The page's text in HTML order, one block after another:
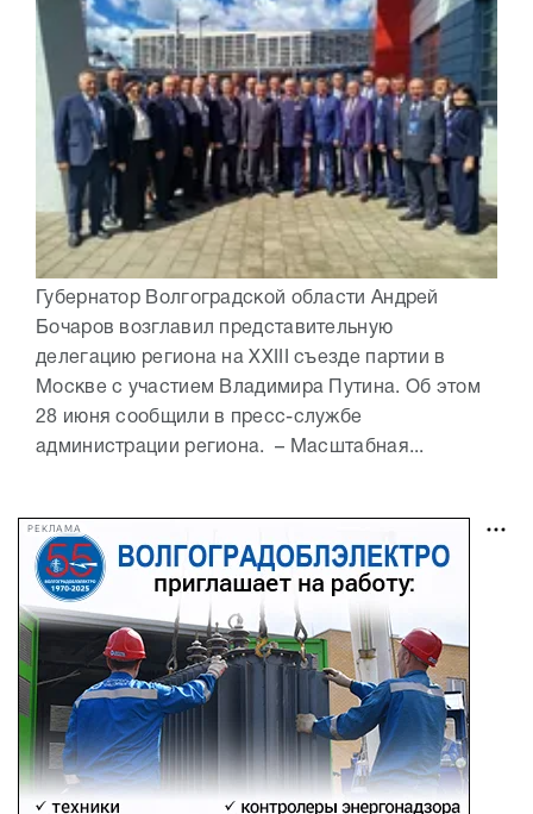
Губернатор Волгоградской области Андрей
Бочаров возглавил представительную
делегацию региона на XXIII съезде партии в
Москве с участием Владимира Путина. Об этом
28 июня сообщили в пресс-службе
администрации региона. – Масштабная...
РЕКЛАМА